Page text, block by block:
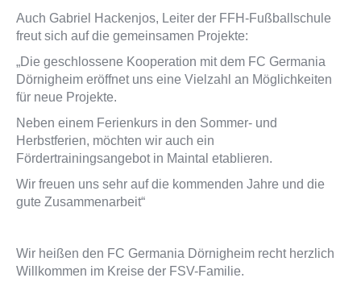
Auch Gabriel Hackenjos, Leiter der FFH-Fußballschule
freut sich auf die gemeinsamen Projekte:
„Die geschlossene Kooperation mit dem FC Germania
Dörnigheim eröffnet uns eine Vielzahl an Möglichkeiten
für neue Projekte.
Neben einem Ferienkurs in den Sommer- und
Herbstferien, möchten wir auch ein
Fördertrainingsangebot in Maintal etablieren.
Wir freuen uns sehr auf die kommenden Jahre und die
gute Zusammenarbeit“
Wir heißen den FC Germania Dörnigheim recht herzlich
Willkommen im Kreise der FSV-Familie.